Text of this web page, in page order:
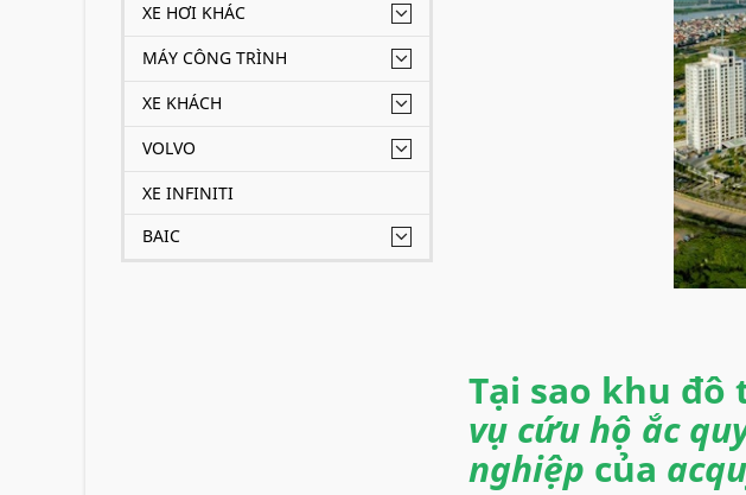
XE HƠI KHÁC
MÁY CÔNG TRÌNH
XE KHÁCH
VOLVO
XE INFINITI
BAIC
Tại sao khu đô
vụ cứu hộ ắc
nghiệp của